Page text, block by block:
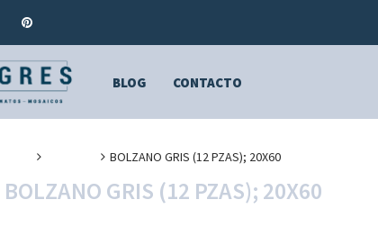
BLOG CONTACTO
BOLZANO GRIS (12 PZAS); 20X60
BOLZANO GRIS (12 PZAS); 20X60